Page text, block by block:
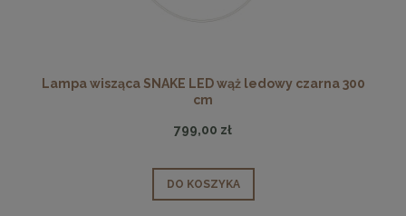
Lampa wisząca SNAKE LED wąż ledowy czarna 300
cm
799,00 zł
DO KOSZYKA